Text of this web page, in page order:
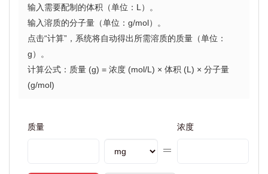
输入需要配制的体积（单位：L）。
输入溶质的分子量（单位：g/mol）。
点击“计算”，系统将自动得出所需溶质的质量（单位：
g）。
计算公式：质量 (g) = 浓度 (mol/L) × 体积 (L) × 分子量
(g/mol)
质量 浓度